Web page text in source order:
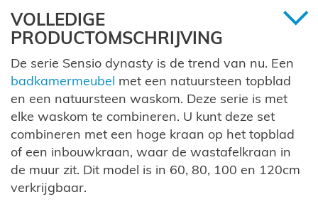
VOLLEDIGE
PRODUCTOMSCHRIJVING
De serie Sensio dynasty is de trend van nu. Een
badkamermeubel met een natuursteen topblad
en een natuursteen waskom. Deze serie is met
elke waskom te combineren. U kunt deze set
combineren met een hoge kraan op het topblad
of een inbouwkraan, waar de wastafelkraan in
de muur zit. Dit model is in 60, 80, 100 en 120cm
verkrijgbaar.